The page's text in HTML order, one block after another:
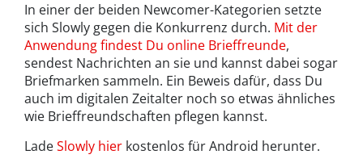
In einer der beiden Newcomer-Kategorien setzte
sich Slowly gegen die Konkurrenz durch. Mit der
Anwendung findest Du online Brieffreunde,
sendest Nachrichten an sie und kannst dabei sogar
Briefmarken sammeln. Ein Beweis dafür, dass Du
auch im digitalen Zeitalter noch so etwas ähnliches
wie Brieffreundschaften pflegen kannst.
LadeSlowly hier kostenlos für Android herunter.